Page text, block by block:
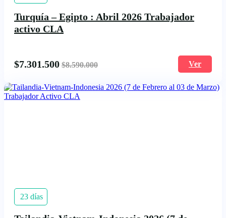
Turquía – Egipto : Abril 2026 Trabajador
activo CLA
$7.301.500 $8.590.000 Ver
23 días